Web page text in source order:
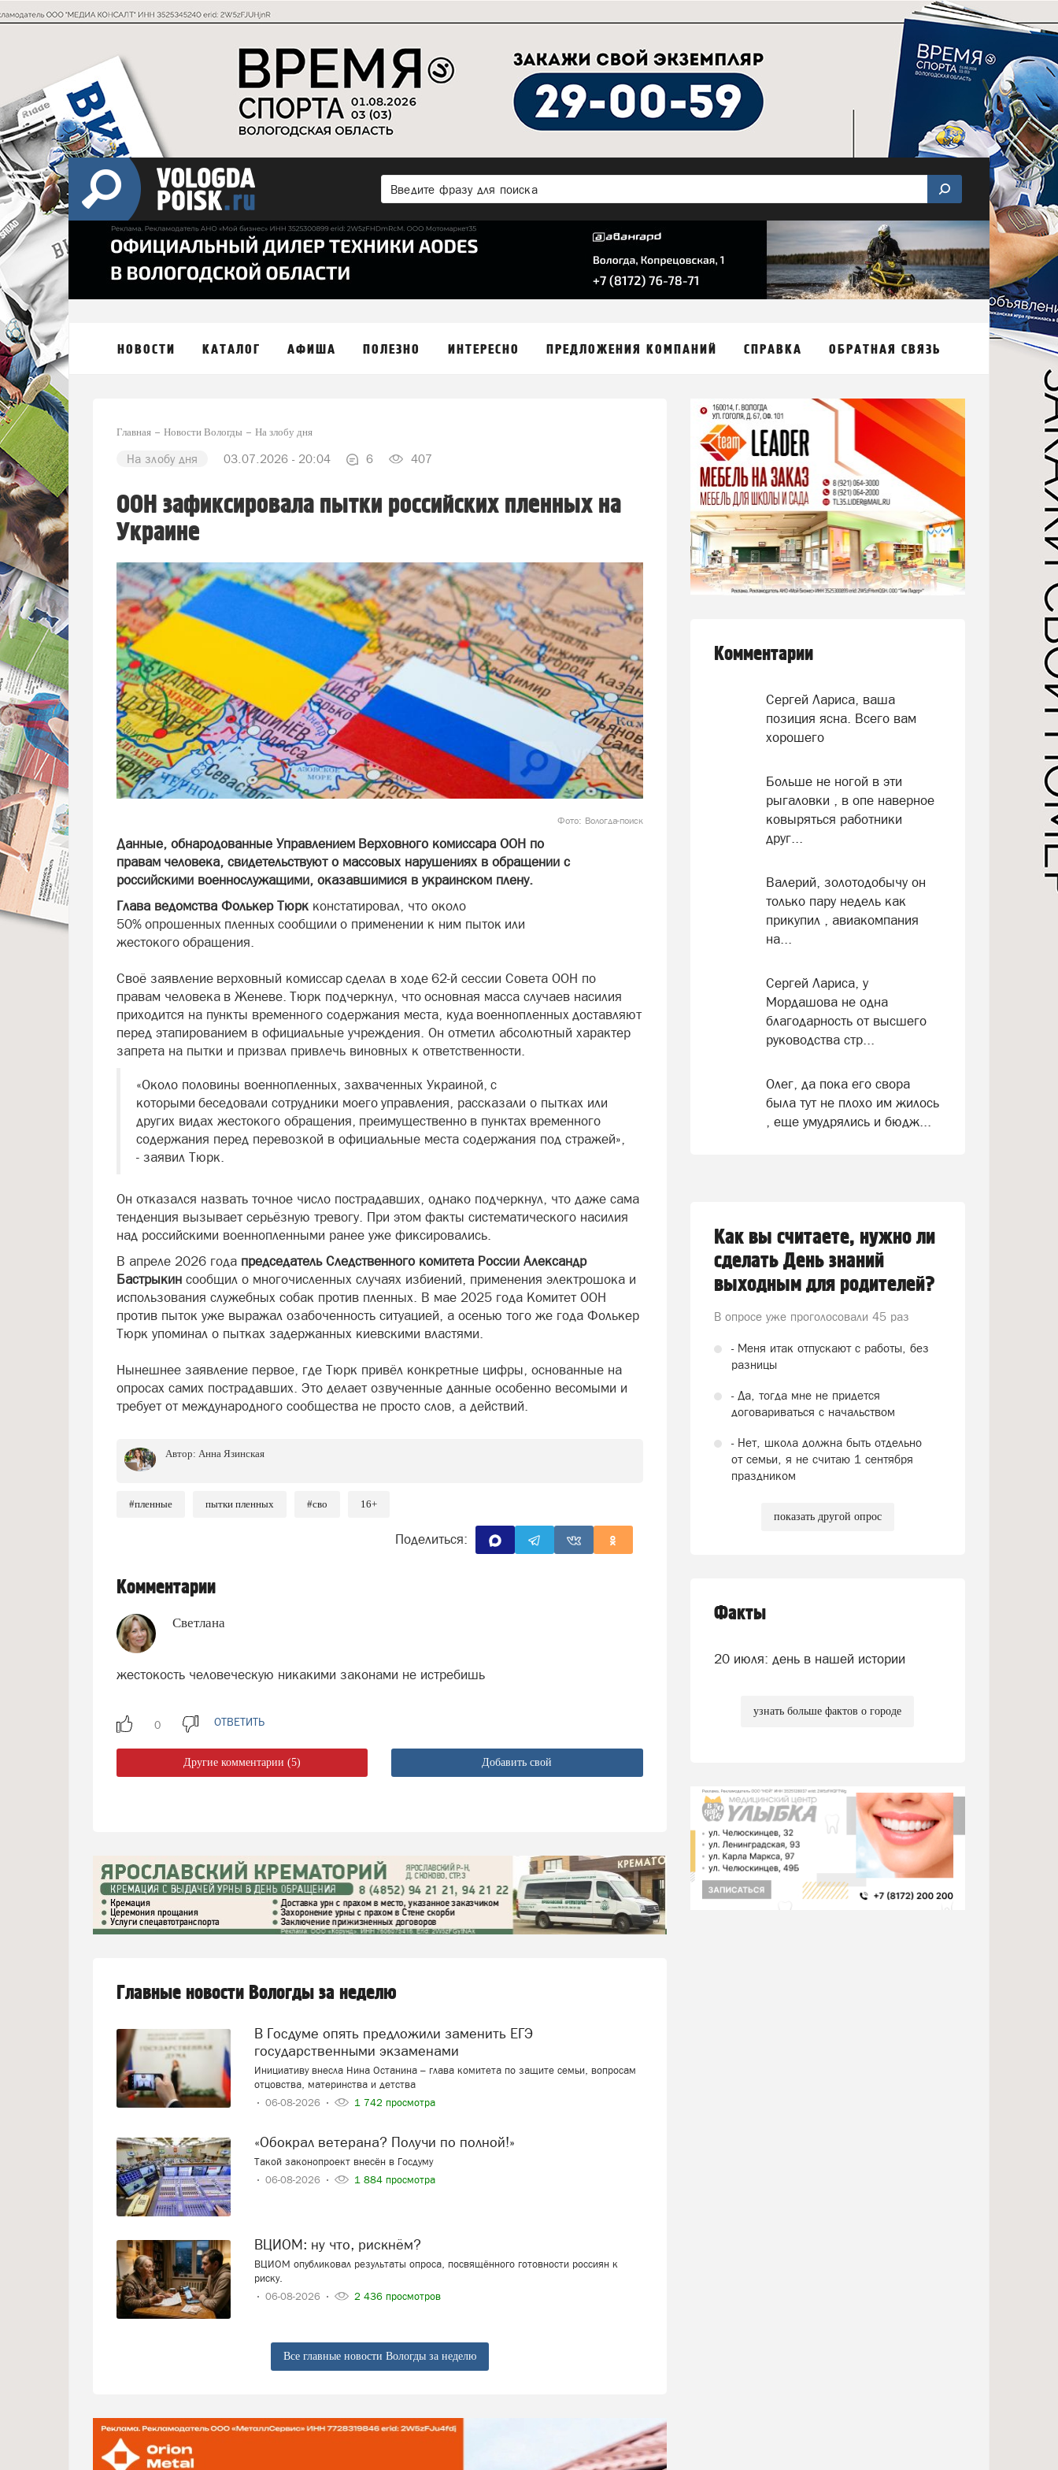
НОВОСТИ КАТАЛОГ АФИША ПОЛЕЗНО ИНТЕРЕСНО ПРЕДЛОЖЕНИЯ КОМПАНИЙ СПРАВКА ОБРАТНАЯ СВЯЗЬ
Главная Новости Вологды На злобу дня
На злобу дня 03.07.2026 - 20:04 6 407
ООН зафиксировала пытки российских пленных на
Украине
Фото: Вологда-поиск
Данные, обнародованные Управлением Верховного комиссара ООН по
правам человека, свидетельствуют о массовых нарушениях в обращении с
российскими военнослужащими, оказавшимися в украинском плену.
Глава ведомства Фолькер Тюрк констатировал, что около
50% опрошенных пленных сообщили о применении к ним пыток или
жестокого обращения.
Своё заявление верховный комиссар сделал в ходе 62-й сессии Совета ООН по
правам человека в Женеве. Тюрк подчеркнул, что основная масса случаев насилия
приходится на пункты временного содержания места, куда военнопленных доставляют
перед этапированием в официальные учреждения. Он отметил абсолютный характер
запрета на пытки и призвал привлечь виновных к ответственности.
«Около половины военнопленных, захваченных Украиной, с
которыми беседовали сотрудники моего управления, рассказали о пытках или
других видах жестокого обращения, преимущественно в пунктах временного
содержания перед перевозкой в официальные места содержания под стражей»,
- заявил Тюрк.
Он отказался назвать точное число пострадавших, однако подчеркнул, что даже сама
тенденция вызывает серьёзную тревогу. При этом факты систематического насилия
над российскими военнопленными ранее уже фиксировались.
В апреле 2026 года председатель Следственного комитета России Александр
Бастрыкин сообщил о многочисленных случаях избиений, применения электрошока и
использования служебных собак против пленных. В мае 2025 года Комитет ООН
против пыток уже выражал озабоченность ситуацией, а осенью того же года Фолькер
Тюрк упоминал о пытках задержанных киевскими властями.
Нынешнее заявление первое, где Тюрк привёл конкретные цифры, основанные на
опросах самих пострадавших. Это делает озвученные данные особенно весомыми и
требует от международного сообщества не просто слов, а действий.
Автор: Анна Язинская
#пленные пытки пленных #сво 16+
Поделиться:
Комментарии
Светлана
жестокость человеческую никакими законами не истребишь
ОТВЕТИТЬ
Другие комментарии (5) Добавить свой
Главные новости Вологды за неделю
В Госдуме опять предложили заменить ЕГЭ
государственными экзаменами
Инициативу внесла Нина Останина – глава комитета по защите семьи, вопросам
отцовства, материнства и детства
06-08-2026
1 742 просмотра
«Обокрал ветерана? Получи по полной!»
Такой законопроект внесён в Госдуму
06-08-2026
1 884 просмотра
ВЦИОМ: ну что, рискнём?
ВЦИОМ опубликовал результаты опроса, посвящённого готовности россиян к
риску.
06-08-2026
2 436 просмотров
Все главные новости Вологды за неделю
Комментарии
Сергей Лариса, ваша
позиция ясна. Всего вам
хорошего
Больше не ногой в эти
рыгаловки , в опе наверное
ковыряться работники
друг...
Валерий, золотодобычу он
только пару недель как
прикупил , авиакомпания
на...
Сергей Лариса, у
Мордашова не одна
благодарность от высшего
руководства стр...
Олег, да пока его свора
была тут не плохо им жилось
, еще умудрялись и бюдж...
Как вы считаете, нужно ли
сделать День знаний
выходным для родителей?
В опросе уже проголосовали 45 раз
- Меня итак отпускают с работы, без
разницы
- Да, тогда мне не придется
договариваться с начальством
- Нет, школа должна быть отдельно
от семьи, я не считаю 1 сентября
праздником
показать другой опрос
Факты
20 июля: день в нашей истории
узнать больше фактов о городе